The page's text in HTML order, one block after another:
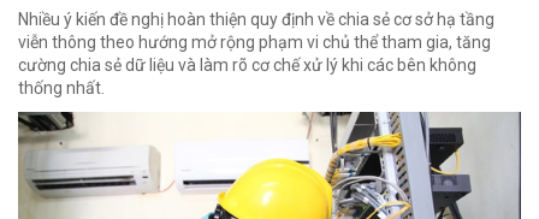
Nhiều ý kiến đề nghị hoàn thiện quy định về chia sẻ cơ sở hạ tầng
viễn thông theo hướng mở rộng phạm vi chủ thể tham gia, tăng
cường chia sẻ dữ liệu và làm rõ cơ chế xử lý khi các bên không
thống nhất.